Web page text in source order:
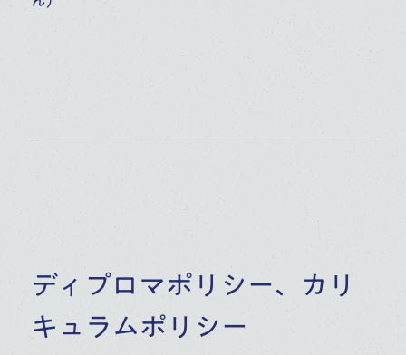
ディプロマポリシー、カリ
キュラムポリシー